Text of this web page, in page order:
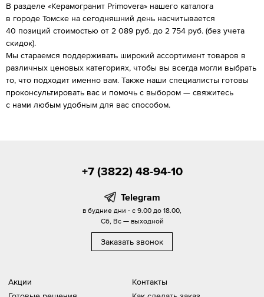
В разделе «Керамогранит Primovera» нашего каталога
в городе Томске на сегодняшний день насчитывается
40 позиций стоимостью от 2 089 руб. до 2 754 руб. (без учета
скидок).
Мы стараемся поддерживать широкий ассортимент товаров в
различных ценовых категориях, чтобы вы всегда могли выбрать
то, что подходит именно вам. Также наши специалисты готовы
проконсультировать вас и помочь с выбором — свяжитесь
с нами любым удобным для вас способом.
Акции
Контакты
+7 (3822) 48-94-10
Telegram
в будние дни - с 9.00 до 18.00,
Сб, Вс — выходной
Заказать звонок